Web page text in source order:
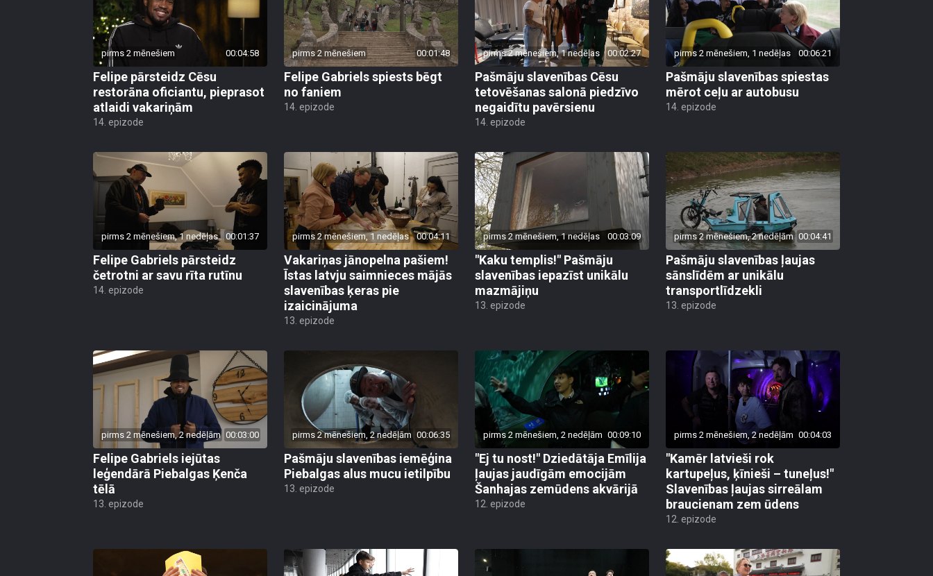
pirms 2 mēnešiem
Felipe pārsteidz Cēsu
restorāna oficiantu, pieprasot
atlaidi vakariņām
14. epizode
pirms 2 mēnešiem 00:01:48
Felipe Gabriels spiests bēgt
no faniem
14. epizode
pirms 2 mēnešiem, 1 nedēļas 00:02:27
Pašmāju slavenības Cēsu
tetovēšanas salonā piedzīvo
negaidītu pavērsienu
14. epizode
pirms 2 mēnešiem, 1 nedēļas 00:06:21
Pašmāju slavenības spiestas
mērot ceļu ar autobusu
14. epizode
pirms 2 mēnešiem, 1 nedēļas 00:01:37
Felipe Gabriels pārsteidz
četrotni ar savu rīta rutīnu
14. epizode
pirms 2 mēnešiem, 1 nedēļas 00:04:11
Vakariņas jānopelna pašiem!
Īstas latvju saimnieces mājās
slavenības ķeras pie
izaicinājuma
13. epizode
pirms 2 mēnešiem, 1 nedēļas 00:03:09
"Kaku templis!" Pašmāju
slavenības iepazīst unikālu
mazmājiņu
13. epizode
pirms 2 mēnešiem, 2 nedēļām 00:04:41
Pašmāju slavenības ļaujas
sānslīdēm ar unikālu
transportlīdzekli
13. epizode
pirms 2 mēnešiem, 2 nedēļām 00:03:00
Felipe Gabriels iejūtas
leģendārā Piebalgas Ķenča
tēlā
13. epizode
pirms 2 mēnešiem, 2 nedēļām
Pašmāju slavenības iemēģina
Piebalgas alus mucu ietilpību
13. epizode
pirms 2 mēnešiem, 2 nedēļām 00:09:10
"Ej tu nost!" Dziedātāja Emīlija
ļaujas jaudīgām emocijām
Šanhajas zemūdens akvārijā
12. epizode
pirms 2 mēnešiem, 2 nedēļām
"Kamēr latvieši rok
kartupeļus, ķīnieši – tuneļus!"
Slavenības ļaujas sirreālam
braucienam zem ūdens
12. epizode